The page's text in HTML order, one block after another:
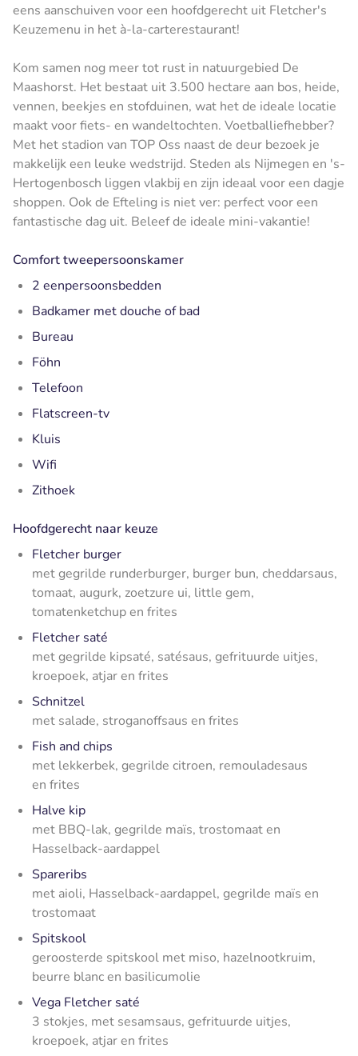
eens aanschuiven voor een hoofdgerecht uit Fletcher's
Keuzemenu in het à-la-carterestaurant!
Kom samen nog meer tot rust in natuurgebied De
Maashorst. Het bestaat uit 3.500 hectare aan bos, heide,
vennen, beekjes en stofduinen, wat het de ideale locatie
maakt voor fiets- en wandeltochten. Voetballiefhebber?
Met het stadion van TOP Oss naast de deur bezoek je
makkelijk een leuke wedstrijd. Steden als Nijmegen en 's-
Hertogenbosch liggen vlakbij en zijn ideaal voor een dagje
shoppen. Ook de Efteling is niet ver: perfect voor een
fantastische dag uit. Beleef de ideale mini-vakantie!
Comfort tweepersoonskamer
2 eenpersoonsbedden
Badkamer met douche of bad
Bureau
Föhn
Telefoon
Flatscreen-tv
Kluis
Wifi
Zithoek
Hoofdgerecht naar keuze
Fletcher burger
met gegrilde runderburger, burger bun, cheddarsaus,
tomaat, augurk, zoetzure ui, little gem,
tomatenketchup en frites
Fletcher saté
met gegrilde kipsaté, satésaus, gefrituurde uitjes,
kroepoek, atjar en frites
Schnitzel
met salade, stroganoffsaus en frites
Fish and chips
met lekkerbek, gegrilde citroen, remouladesaus
en frites
Halve kip
met BBQ-lak, gegrilde maïs, trostomaat en
Hasselback-aardappel
Spareribs
met aioli, Hasselback-aardappel, gegrilde maïs en
trostomaat
Spitskool
geroosterde spitskool met miso, hazelnootkruim,
beurre blanc en basilicumolie
Vega Fletcher saté
3 stokjes, met sesamsaus, gefrituurde uitjes,
kroepoek, atjar en frites